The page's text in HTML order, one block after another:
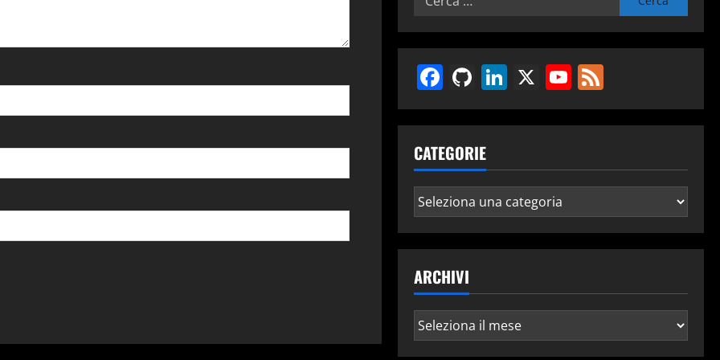
Facebook
GitHub
LinkedIn
X YouTube
Feed
CATEGORIE
Categorie
ARCHIVI
Archivi